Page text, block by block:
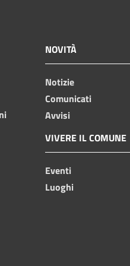
NOVITÀ
Notizie
Comunicati
Avvisi
VIVERE IL COMUNE
Eventi
Luoghi